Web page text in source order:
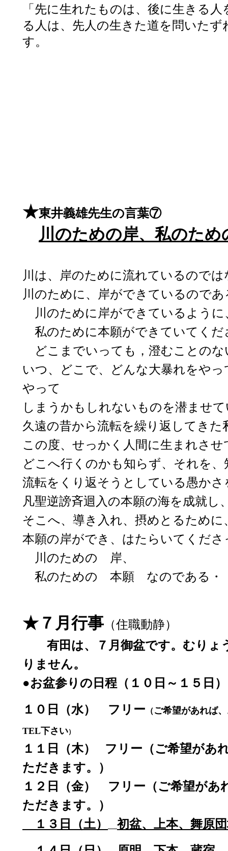
「先に生れたものは、後に生きる
る人は、先人の生きた道を問いた
す。
★東井義雄先生の言葉⑦
川のための岸、私のため
川は、岸のために流れているのでは
川のために、岸ができているのであ
川のために岸ができているように
私のために本願ができていてくだ
どこまでいっても，澄むことのな
いつ、どこで、どんな大暴れをや
やって
しまうかもしれないものを潜ませ
久遠の昔から流転を繰り返してきた
この度、せっかく人間に生まれさ
どこへ行くのかも知らず、それを
流転をくり返そうとしている愚かさ
凡聖逆謗斉迴入の本願の海を成就し
そこへ、導き入れ、摂めとるために
本願の岸ができ、はたらいてくだ
川のための 岸、
私のための 本願 なのである・
★７月行事 （住職動静）
有田は、７月御盆です。むりょ
りません。
●お盆参りの日程（１０日～１５日）
１０日（水） フリー （ご希望があれば
TEL下さい）
１１日（木） フリー （ご希望があ
ただきます。）
１２日（金） フリー （ご希望が
ただきます。）
１３日（土）
初盆、上本、舞原